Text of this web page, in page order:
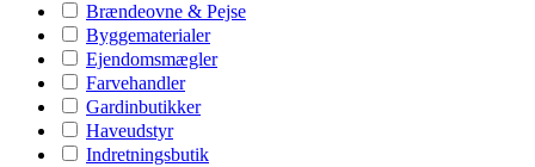
Brændeovne & Pejse
Byggematerialer
Ejendomsmægler
Farvehandler
Gardinbutikker
Haveudstyr
Indretningsbutik